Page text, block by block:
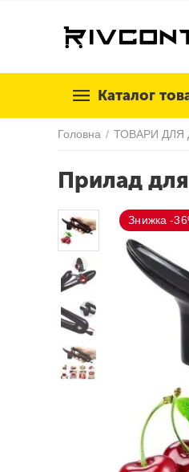
Каталог
Головна / ТОВАРИ ДЛЯ
Прилад
Знижка -36%